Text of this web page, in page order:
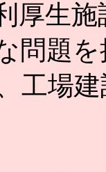
厚生
問題
工場